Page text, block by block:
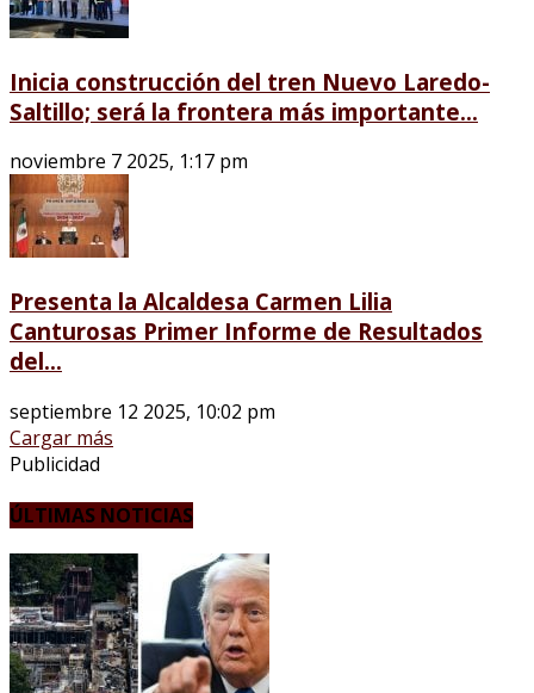
Inicia construcción del tren Nuevo Laredo-
Saltillo; será la frontera más importante...
noviembre 7 2025, 1:17 pm
Presenta la Alcaldesa Carmen Lilia
Canturosas Primer Informe de Resultados
del...
septiembre 12 2025, 10:02 pm
Cargar más
Publicidad
ÚLTIMAS NOTICIAS